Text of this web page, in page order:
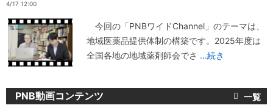
4/17 12:00
今回の「PNBワイドChannel」のテーマは、
地域医薬品提供体制の構築です。2025年度は
全国各地の地域薬剤師会でさ ...続き
PNB動画コンテンツ